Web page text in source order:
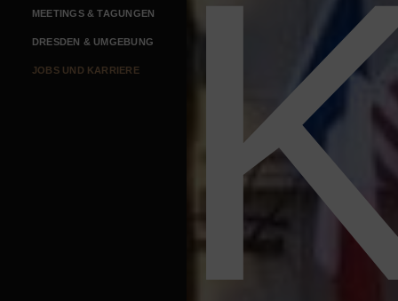
MEETINGS & TAGUNGEN
DRESDEN & UMGEBUNG
JOBS UND KARRIERE